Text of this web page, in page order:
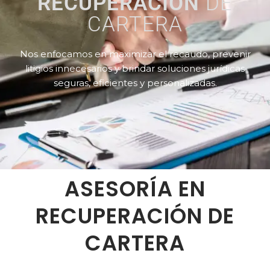
CARTERA
Nos enfocamos en maximizar el recaudo, prevenir
litigios innecesarios y brindar soluciones jurídicas
seguras, eficientes y personalizadas.
ASESORÍA EN
RECUPERACIÓN DE
CARTERA